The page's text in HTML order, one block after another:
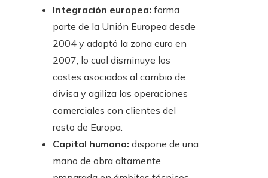
Integración europea: forma
parte de la Unión Europea desde
2004 y adoptó la zona euro en
2007, lo cual disminuye los
costes asociados al cambio de
divisa y agiliza las operaciones
comerciales con clientes del
resto de Europa.
Capital humano: dispone de una
mano de obra altamente